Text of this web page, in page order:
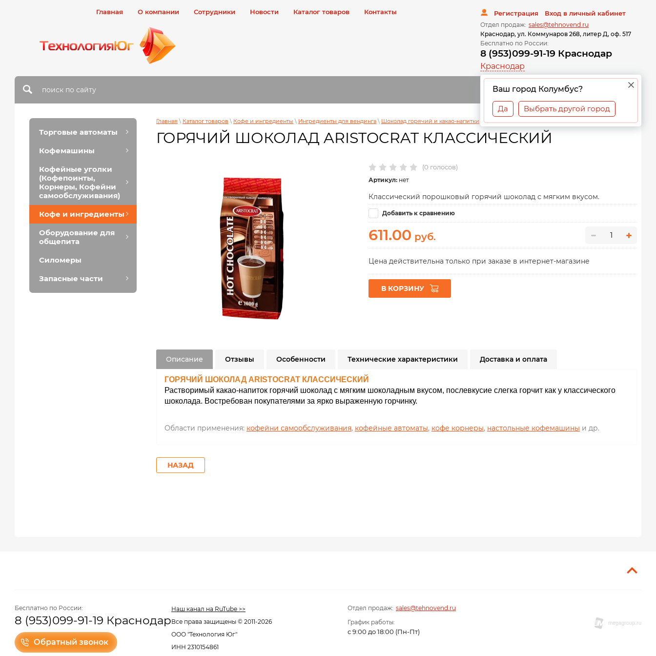
Главная О компании Сотрудники Новости Каталог товаров Контакты Регистрация Вход в личный кабинет
Отдел продаж: sales@tehnovend.ru
Краснодар, ул. Коммунаров 268, литер Д, оф. 517
Бесплатно по России:
8 (953)099-91-19 Краснодар
Краснодар
Ваш город Колумбус?
Да Выбрать другой город
0
Торговые автоматы
Кофемашины
Кофейные уголки
(Кофепоинты,
Корнеры, Кофейни
самообслуживания)
Кофе и ингредиенты
Оборудование для
общепита
Силомеры
Запасные части
Главная \ Каталог товаров \ Кофе и ингредиенты \ Ингредиенты для вендинга \ Шоколад горячий и какао-напитки \Горячий шоколад Aristocrat Классический
ГОРЯЧИЙ ШОКОЛАД ARISTOCRAT КЛАССИЧЕСКИЙ
(0 голосов)
Артикул: нет
Классический порошковый горячий шоколад с мягким вкусом.
Добавить к сравнению
611.00 руб.
Цена действительна только при заказе в интернет-магазине
В КОРЗИНУ
Описание Отзывы Особенности Технические характеристики Доставка и оплата
ГОРЯЧИЙ ШОКОЛАД ARISTOCRAT КЛАССИЧЕСКИЙ
Растворимый какао-напиток горячий шоколад с мягким шоколадным вкусом, послевкусие слегка горчит как у классического
шоколада. Востребован покупателями за ярко выраженную горчинку.
Области применения: кофейни самообслуживания, кофейные автоматы, кофе корнеры, настольные кофемашины и др.
НАЗАД
Бесплатно по России:
8 (953)099-91-19 Краснодар
Обратный звонок
Наш канал на RuTube >>
Все права защищены © 2011-2026
ООО "Технология Юг"
ИНН 2310154861
Отдел продаж: sales@tehnovend.ru
График работы:
с 9:00 до 18:00 (Пн-Пт)